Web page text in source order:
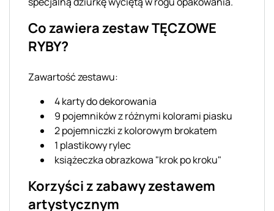
Co zawiera zestaw TĘCZOWE
RYBY?
Zawartość zestawu:
4 karty do dekorowania
9 pojemników z różnymi kolorami piasku
2 pojemniczki z kolorowym brokatem
1 plastikowy rylec
książeczka obrazkowa "krok po kroku"
Korzyści z zabawy zestawem
artystycznym